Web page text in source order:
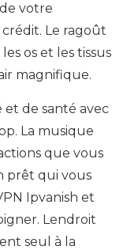
votre
Le ragoût
os et les tissus
magnifique.
et de santé avec
La musique
que vous
prêt qui vous
Ipvanish et
Lendroit
seul à la